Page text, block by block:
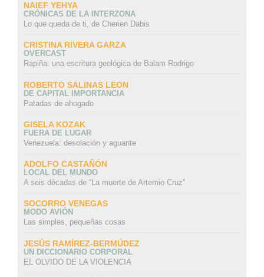
NAIEF YEHYA
CRÓNICAS DE LA INTERZONA
Lo que queda de ti, de Cherien Dabis
CRISTINA RIVERA GARZA
OVERCAST
Rapiña: una escritura geológica de Balam Rodrigo
ROBERTO SALINAS LEON
DE CAPITAL IMPORTANCIA
Patadas de ahogado
GISELA KOZAK
FUERA DE LUGAR
Venezuela: desolación y aguante
ADOLFO CASTAÑÓN
LOCAL DEL MUNDO
A seis décadas de “La muerte de Artemio Cruz”
SOCORRO VENEGAS
MODO AVIÓN
Las simples, pequeñas cosas
JESÚS RAMÍREZ-BERMÚDEZ
UN DICCIONARIO CORPORAL
EL OLVIDO DE LA VIOLENCIA